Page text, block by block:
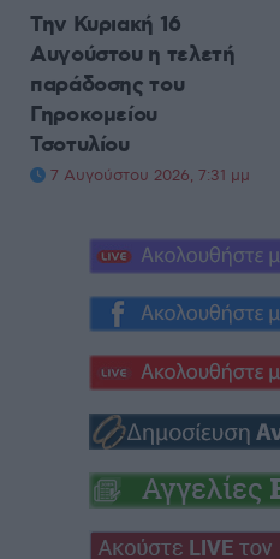
Την Κυριακή 16
Αυγούστου η τελετή
παράδοσης του
Γηροκομείου
Τσοτυλίου
7 Αυγούστου 2026, 7:31 μμ